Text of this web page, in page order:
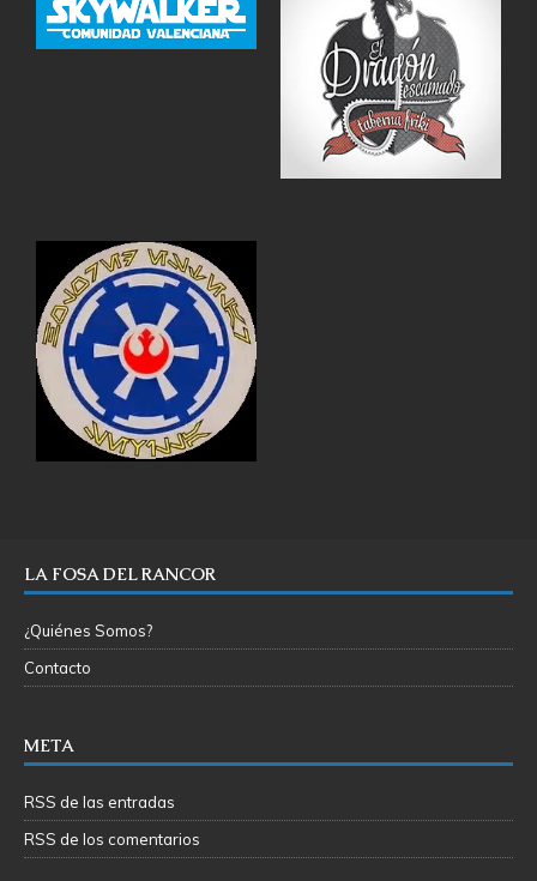
LA FOSA DEL RANCOR
¿Quiénes Somos?
Contacto
META
RSS de las entradas
RSS de los comentarios